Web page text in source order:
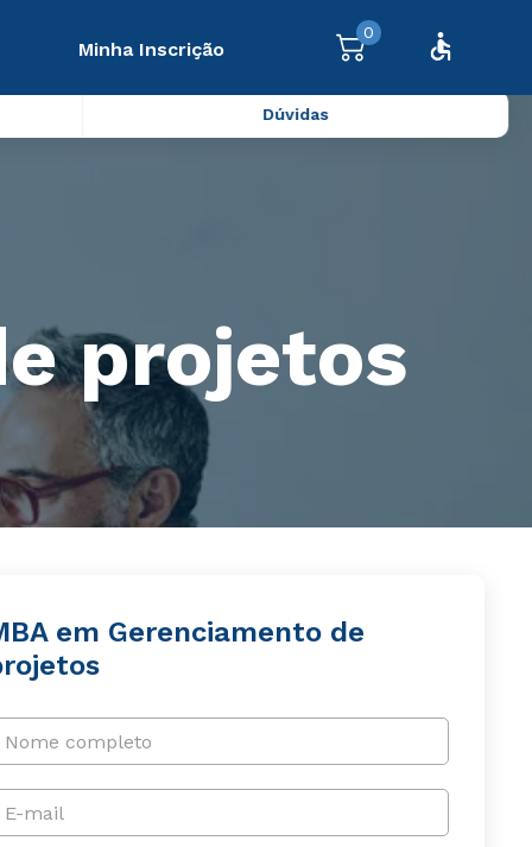
Minha Inscrição
0
Dúvidas
projetos
em Gerenciamento de
Nome completo
E-mail